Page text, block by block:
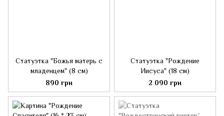
Статуэтка "Божья матерь с
младенцем" (8 см)
890 грн
Статуэтка "Рождение
Иисуса" (18 см)
2 090 грн